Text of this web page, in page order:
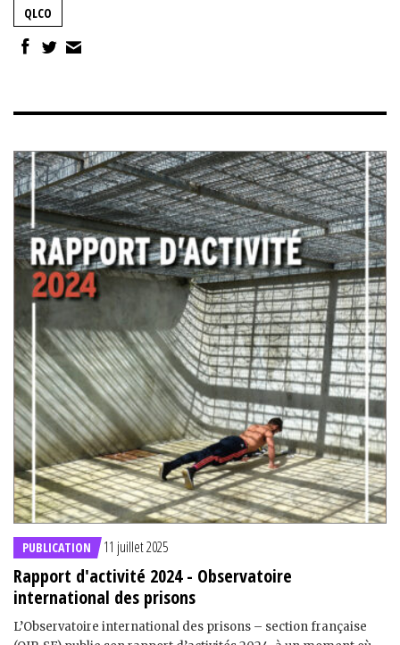
QLCO
PUBLICATION 11 juillet 2025
Rapport d'activité 2024 - Observatoire
international des prisons
L’Observatoire international des prisons – section française